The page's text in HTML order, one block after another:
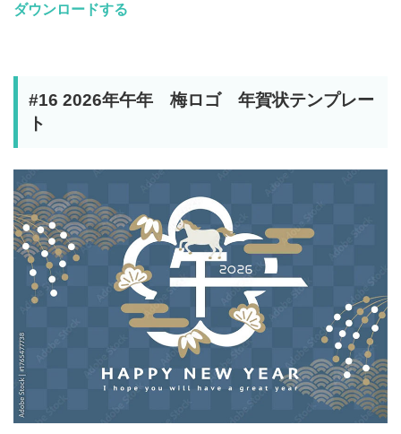
ダウンロードする
#16 2026年午年 梅ロゴ 年賀状テンプレー
ト